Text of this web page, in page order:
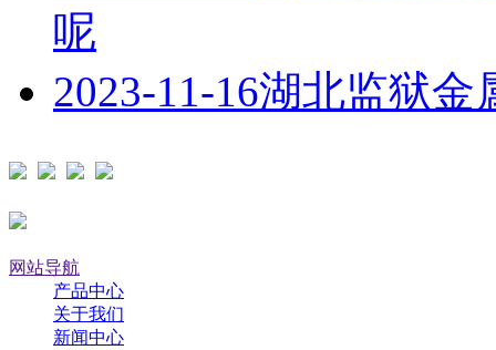
呢
2023-11-16湖北监狱金
网站导航
产品中心
关于我们
新闻中心